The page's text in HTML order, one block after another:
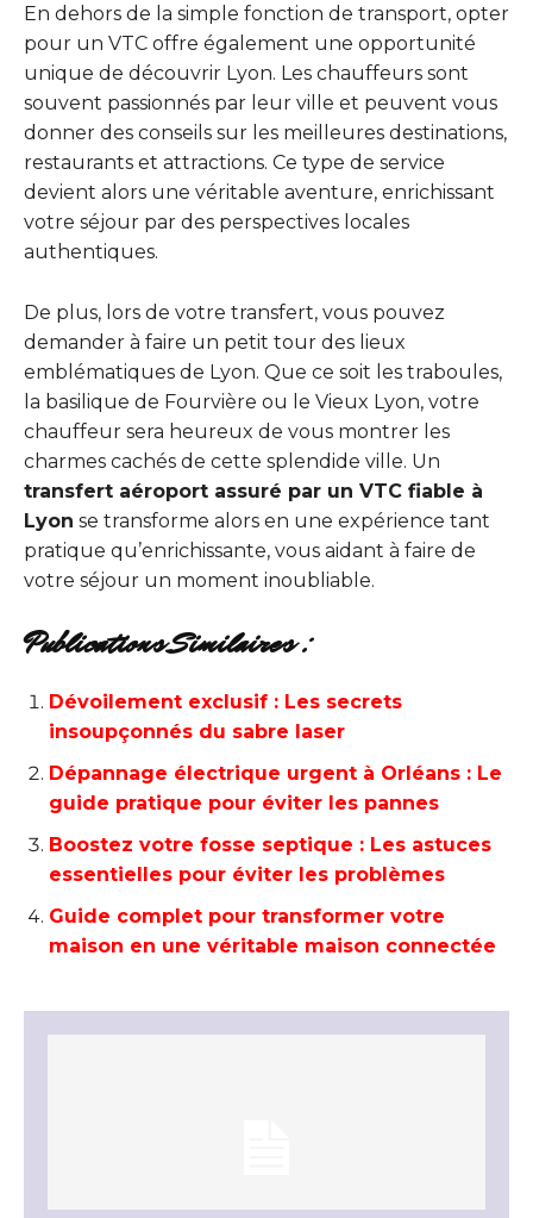
En dehors de la simple fonction de transport, opter
pour un VTC offre également une opportunité
unique de découvrir Lyon. Les chauffeurs sont
souvent passionnés par leur ville et peuvent vous
donner des conseils sur les meilleures destinations,
restaurants et attractions. Ce type de service
devient alors une véritable aventure, enrichissant
votre séjour par des perspectives locales
authentiques.
De plus, lors de votre transfert, vous pouvez
demander à faire un petit tour des lieux
emblématiques de Lyon. Que ce soit les traboules,
la basilique de Fourvière ou le Vieux Lyon, votre
chauffeur sera heureux de vous montrer les
charmes cachés de cette splendide ville. Un
transfert aéroport assuré par un VTC fiable à
Lyon se transforme alors en une expérience tant
pratique qu’enrichissante, vous aidant à faire de
votre séjour un moment inoubliable.
Publications Similaires :
Dévoilement exclusif : Les secrets
insoupçonnés du sabre laser
Dépannage électrique urgent à Orléans : Le
guide pratique pour éviter les pannes
Boostez votre fosse septique : Les astuces
essentielles pour éviter les problèmes
Guide complet pour transformer votre
maison en une véritable maison connectée